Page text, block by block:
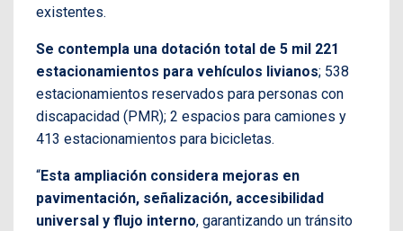
existentes.
Se contempla una dotación total de 5 mil 221
estacionamientos para vehículos livianos; 538
estacionamientos reservados para personas con
discapacidad (PMR); 2 espacios para camiones y
413 estacionamientos para bicicletas.
“Esta ampliación considera mejoras en
pavimentación, señalización, accesibilidad
universal y flujo interno, garantizando un tránsito